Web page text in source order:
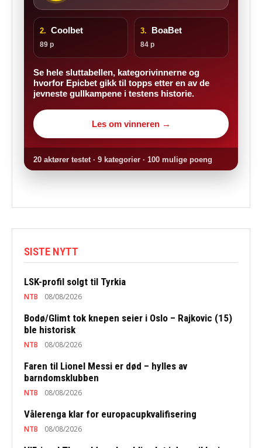
2. Coolbet
89 p
3. BoaBet
84 p
Se hele sluttabellen, kategorivinnerne og
hvorfor Epicbet gikk til topps etter en av de
jevneste gullkampene i testens historie.
Les om vinneren →
20 aktører testet · 9 kategorier · 100 mulige poeng
SISTE NYTT
LSK-profil solgt til Tyrkia
NTB 08/08/2026
Bodø/Glimt tok knepen seier i Oslo – Rajkovic (15)
ble historisk
NTB 08/08/2026
Faren til Lionel Messi er død – hylles av
barndomsklubben
NTB 08/08/2026
Vålerenga klar for europacupkvalifisering
NTB 08/08/2026